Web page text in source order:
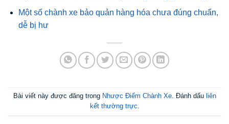
Một số chành xe bảo quản hàng hóa chưa đúng chuẩn,
dễ bị hư
Bài viết này được đăng trong Nhược Điểm Chành Xe. Đánh dấu liên
kết thường trực.